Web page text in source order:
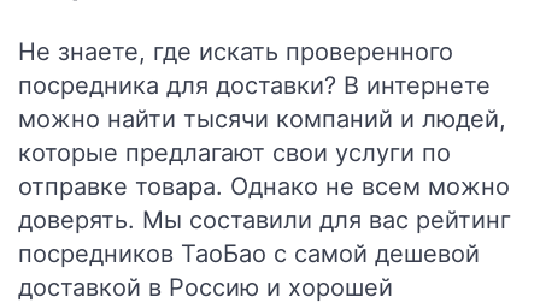
Не знаете, где искать проверенного
посредника для доставки? В интернете
можно найти тысячи компаний и людей,
которые предлагают свои услуги по
отправке товара. Однако не всем можно
доверять. Мы составили для вас рейтинг
посредников ТаоБао с самой дешевой
доставкой в Россию и хорошей